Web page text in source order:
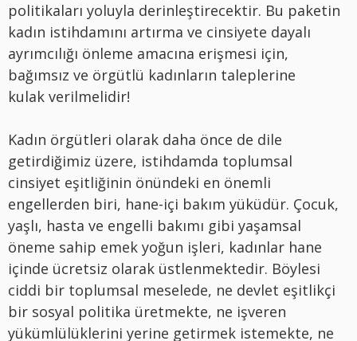
politikaları yoluyla derinleştirecektir. Bu paketin
kadın istihdamını artırma ve cinsiyete dayalı
ayrımcılığı önleme amacına erişmesi için,
bağımsız ve örgütlü kadınların taleplerine
kulak verilmelidir!
Kadın örgütleri olarak daha önce de dile
getirdiğimiz üzere, istihdamda toplumsal
cinsiyet eşitliğinin önündeki en önemli
engellerden biri, hane-içi bakım yüküdür. Çocuk,
yaşlı, hasta ve engelli bakımı gibi yaşamsal
öneme sahip emek yoğun işleri, kadınlar hane
içinde ücretsiz olarak üstlenmektedir. Böylesi
ciddi bir toplumsal meselede, ne devlet eşitlikçi
bir sosyal politika üretmekte, ne işveren
yükümlülüklerini yerine getirmek istemekte, ne